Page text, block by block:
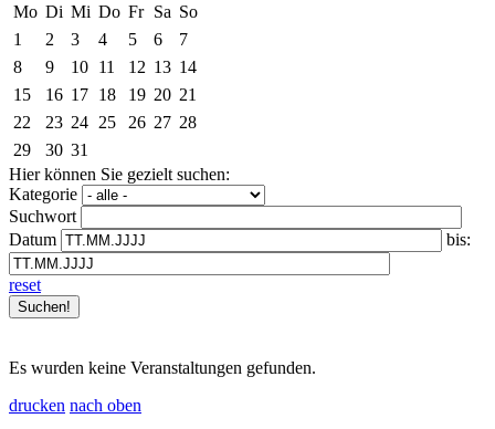
Mo Di Mi Do Fr Sa So
1
2 3 4 5 6
7
8
9 10 11 12 13 14
15
16 17 18 19 20 21
22
23 24 25 26 27 28
29
30 31
Hier können Sie gezielt suchen:
Kategorie
Suchwort
Datum
bis:
reset
Es wurden keine Veranstaltungen gefunden.
drucken nach oben